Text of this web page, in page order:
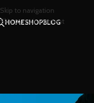
Skip to navigation
Skip to main content
HOMESHOPBLOG